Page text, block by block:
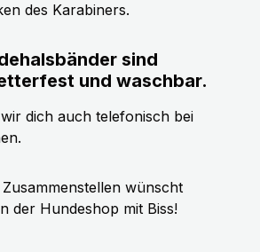
des Karabiners.
sind
und waschbar.
dich auch telefonisch bei
wünscht
der Hundeshop mit Biss!